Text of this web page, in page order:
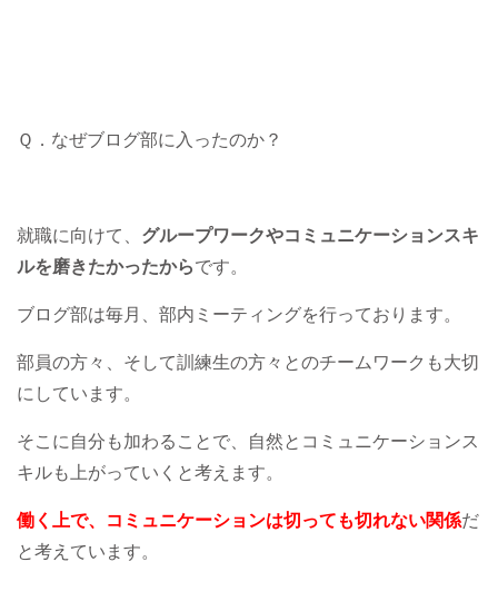
Ｑ．なぜブログ部に入ったのか？
就職に向けて、 グループワークやコミュニケーションスキ
ルを磨きたかったからです。
ブログ部は毎月、部内ミーティングを行っております。
部員の方々、そして訓練生の方々とのチームワークも大切
にしています。
そこに自分も加わることで、自然とコミュニケーションス
キルも上がっていくと考えます。
働く上で、コミュニケーションは切っても切れない関係だ
と考えています。